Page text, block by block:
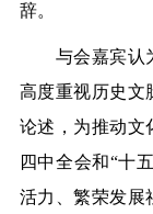
辞。
与会嘉宾认为
高度重视历史文
论述，为推动文
四中全会和“十
活力、繁荣发展